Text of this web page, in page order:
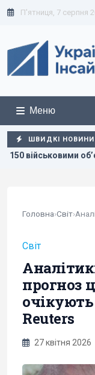
П'ятниця, 7 серпня
Меню
ШВИДКІ НОВИНИ
в Білорусі
Головна›Світ›
Світ
прогноз
Reuters
27 квітня 2026